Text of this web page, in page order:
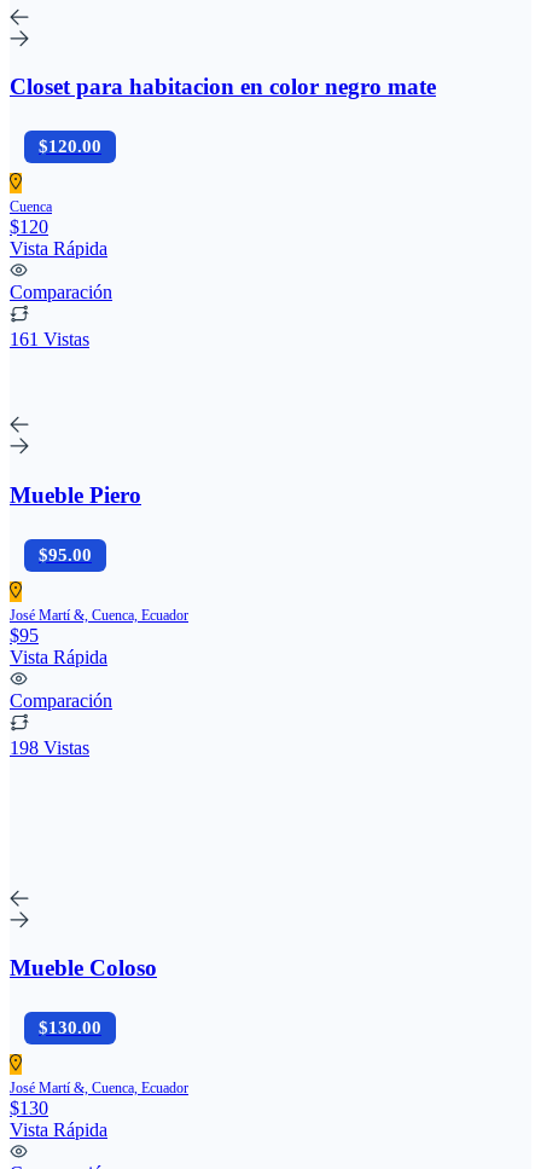
Closet para habitacion en color negro mate
$120.00
Cuenca
$120
Vista Rápida
Comparación
161 Vistas
Mueble Piero
$95.00
José Martí &, Cuenca, Ecuador
$95
Vista Rápida
Comparación
198 Vistas
Mueble Coloso
$130.00
José Martí &, Cuenca, Ecuador
$130
Vista Rápida